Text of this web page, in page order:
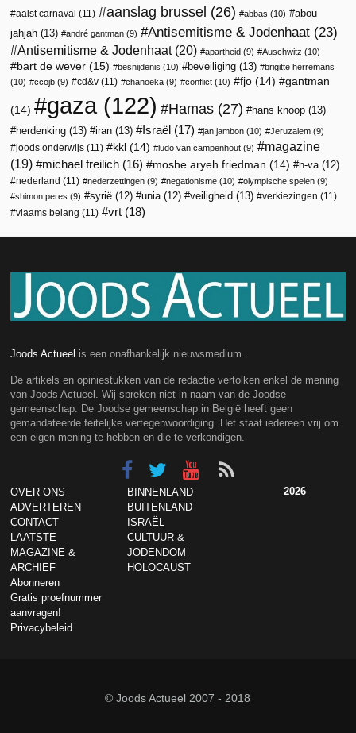
aalst carnaval (11) aanslag brussel (26) abbas (10)
abou
jahjah (13) andré gantman (9) Antisemitisme & Jodenhaat (23)
Antisemitisme & Jodenhaat(20) apartheid (9) Auschwitz (10)
bart de wever (15) besnijdenis (10) beveiliging (13)
brigitte herremans
(10)
ccojb (9) cd&v (11) chanoeka (9) conflict (10) fjo (14) gantman
(14) gaza(122) Hamas (27) hans knoop (13)
herdenking (13) iran (13) Israël (17) jan jambon (10) Jeruzalem (9)
joods onderwijs (11) kkl (14) ludo van campenhout (9)
magazine
(19)
michael freilich (16) moshe aryeh friedman (14) n-va(12)
nederland (11) nederzettingen (9) negationisme (10) olympische spelen (9)
shimon peres (9) syrië (12) unia(12) veiligheid (13) verkiezingen (11)
vlaams belang (11) vrt (18)
Joods Actueel is een onafhankelijk nieuwsmedium.
De artikels en opiniestukken van de redactie vertolken enkel de mening
van Joods Actueel. Wij spreken niet in naam van de Joodse
gemeenschap. De Joodse gemeenschap in België heeft geen
gemandateerde feitelijke vertegenwoordiging. Het staat iedereen vrij om
een eigen mening te hebben en die te verkondigen.
OVER ONS
ADVERTEREN
CONTACT
LAATSTE
MAGAZINE &
ARCHIEF
Abonneren
Gratis proefnummer
aanvragen!
Privacybeleid
BINNENLAND
BUITENLAND
ISRAËL
CULTUUR &
JODENDOM
HOLOCAUST
2026
© Joods Actueel 2007 - 2018